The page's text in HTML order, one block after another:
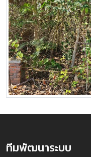
ทีมพัฒนาระบบ